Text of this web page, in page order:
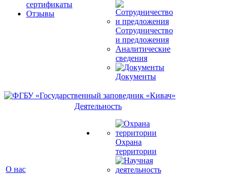
сертификаты
Отзывы
Сотрудничество
и предложения
Аналитические
сведения
Документы
О нас
Деятельность
Охрана
территории